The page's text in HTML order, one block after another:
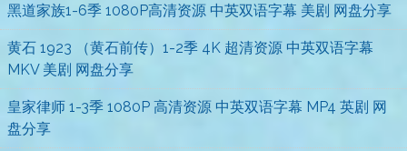
黑道家族1-6季 1080P高清资源 中英双语字幕 美剧 网盘分享
黄石 1923 （黄石前传）1-2季 4K 超清资源 中英双语字幕
MKV 美剧 网盘分享
皇家律师 1-3季 1080P 高清资源 中英双语字幕 MP4 英剧 网
盘分享